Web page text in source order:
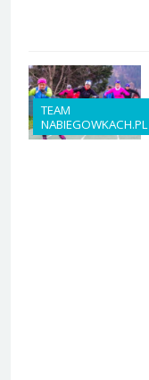
TEAM
NABIEGOWKACH.PL